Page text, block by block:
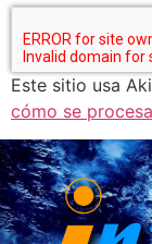
Este sitio usa
cómo se